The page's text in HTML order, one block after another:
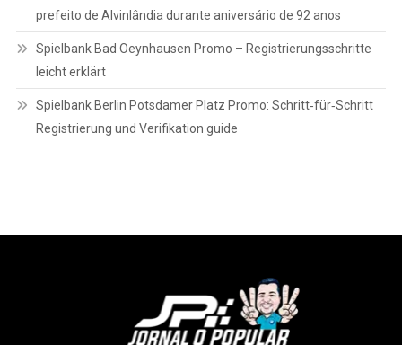
prefeito de Alvinlândia durante aniversário de 92 anos
Spielbank Bad Oeynhausen Promo – Registrierungsschritte
leicht erklärt
Spielbank Berlin Potsdamer Platz Promo: Schritt‑für‑Schritt
Registrierung und Verifikation guide